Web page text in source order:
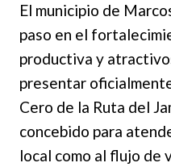
El municipio de
paso en el
productiva y
presentar
Cero de la Ruta del
concebido para
local como al flujo de